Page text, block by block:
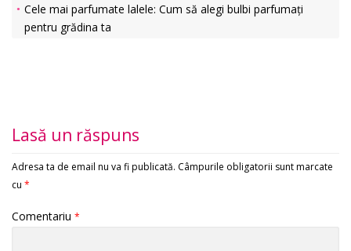
Cele mai parfumate lalele: Cum să alegi bulbi parfumați
pentru grădina ta
Lasă un răspuns
Adresa ta de email nu va fi publicată. Câmpurile obligatorii sunt marcate
cu *
Comentariu *